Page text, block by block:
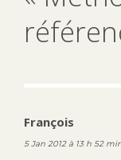
François
5 Jan 2012 à 13 h 52